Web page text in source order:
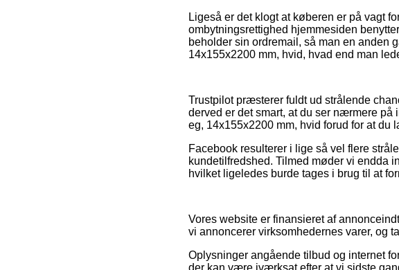
Ligeså er det klogt at køberen er på vagt
ombytningsrettighed hjemmesiden
beholder sin ordremail, så man en anden
14x155x2200 mm, hvid, hvad end man
Trustpilot præsterer fuldt ud strålende
derved er det smart, at du ser nærmere
eg, 14x155x2200 mm, hvid forud for at du
Facebook resulterer i lige så vel flere
kundetilfredshed. Tilmed møder vi endda
hvilket ligeledes burde tages i brug til at
Vores website er finansieret af
vi annoncerer virksomhedernes varer, og
Oplysninger angående tilbud og internet
der kan være iværksat efter at vi sidste